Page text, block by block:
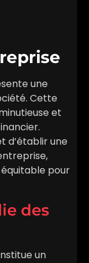
une
Cette
et
d’établir une
pour
des
un